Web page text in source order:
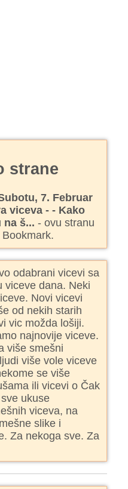
strane
7. Februar
viceva - - Kako
na š... - ovu stranu
odabrani vicevi sa
viceve dana. Neki
Novi vicevi
od nekih starih
vic možda lošiji.
najnovije viceve.
više smešni
više vole viceve
se više
ili vicevi o Čak
ukuse
viceva, na
slike i
Za nekoga sve. Za